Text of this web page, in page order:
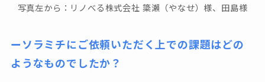
写真左から：リノべる株式会社 簗瀨（やなせ）様、田島様
ーソラミチにご依頼いただく上での課題はどの
ようなものでしたか？